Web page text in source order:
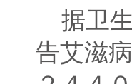
据卫生
告艾滋